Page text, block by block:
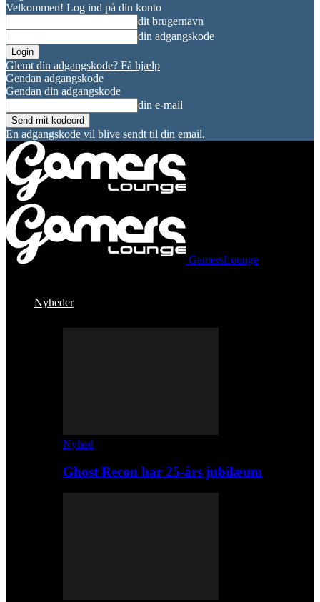
Velkommen! Log ind på din konto
dit brugernavn
din adgangskode
Glemt din adgangskode? Få hjælp
Gendan adgangskode
Gendan din adgangskode
din e-mail
En adgangskode vil blive sendt til din email.
GamersLounge
Nyheder
Nyhed
Ghost Recon har 25-års jubilæum